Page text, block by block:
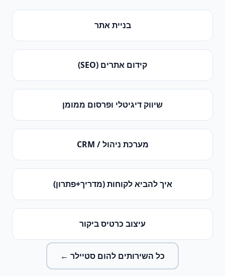
בניית אתר
קידום אתרים (SEO)
שיווק דיגיטלי ופרסום ממומן
מערכת ניהול / CRM
איך להביא לקוחות (מדריך+פתרון)
עיצוב כרטיס ביקור
כל השירותים להום סטיילר ←